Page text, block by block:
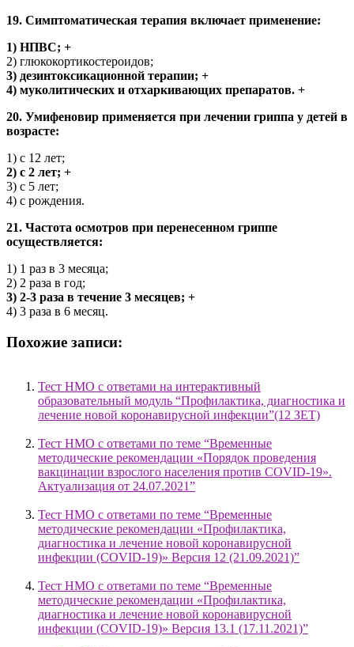
19. Симптоматическая терапия включает применение:
1) НПВС; +
2) глюкокортикостероидов;
3) дезинтоксикационной терапии; +
4) муколитических и отхаркивающих препаратов. +
20. Умифеновир применяется при лечении гриппа у детей в
возрасте:
1) с 12 лет;
2) с 2 лет; +
3) с 5 лет;
4) с рождения.
21. Частота осмотров при перенесенном гриппе
осуществляется:
1) 1 раз в 3 месяца;
2) 2 раза в год;
3) 2-3 раза в течение 3 месяцев; +
4) 3 раза в 6 месяц.
Похожие записи:
Тест НМО с ответами на интерактивный
образовательный модуль “Профилактика, диагностика и
лечение новой коронавирусной инфекции”(12 ЗЕТ)
Тест НМО с ответами по теме “Временные
методические рекомендации «Порядок проведения
вакцинации взрослого населения против COVID-19».
Актуализация от 24.07.2021”
Тест НМО с ответами по теме “Временные
методические рекомендации «Профилактика,
диагностика и лечение новой коронавирусной
инфекции (COVID-19)» Версия 12 (21.09.2021)”
Тест НМО с ответами по теме “Временные
методические рекомендации «Профилактика,
диагностика и лечение новой коронавирусной
инфекции (COVID-19)» Версия 13.1 (17.11.2021)”